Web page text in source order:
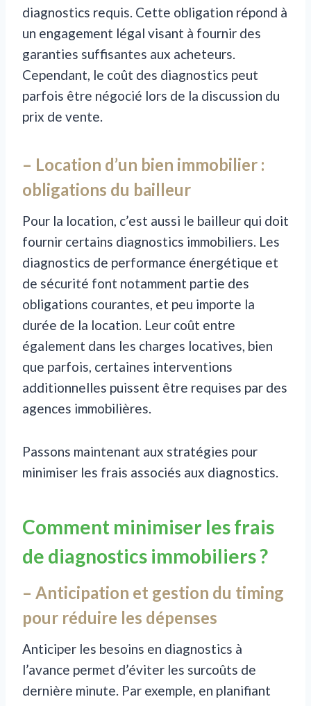
diagnostics requis. Cette obligation répond à
un engagement légal visant à fournir des
garanties suffisantes aux acheteurs.
Cependant, le coût des diagnostics peut
parfois être négocié lors de la discussion du
prix de vente.
– Location d’un bien immobilier :
obligations du bailleur
Pour la location, c’est aussi le bailleur qui doit
fournir certains diagnostics immobiliers. Les
diagnostics de performance énergétique et
de sécurité font notamment partie des
obligations courantes, et peu importe la
durée de la location. Leur coût entre
également dans les charges locatives, bien
que parfois, certaines interventions
additionnelles puissent être requises par des
agences immobilières.
Passons maintenant aux stratégies pour
minimiser les frais associés aux diagnostics.
Comment minimiser les frais
de diagnostics immobiliers ?
– Anticipation et gestion du timing
pour réduire les dépenses
Anticiper les besoins en diagnostics à
l’avance permet d’éviter les surcoûts de
dernière minute. Par exemple, en planifiant